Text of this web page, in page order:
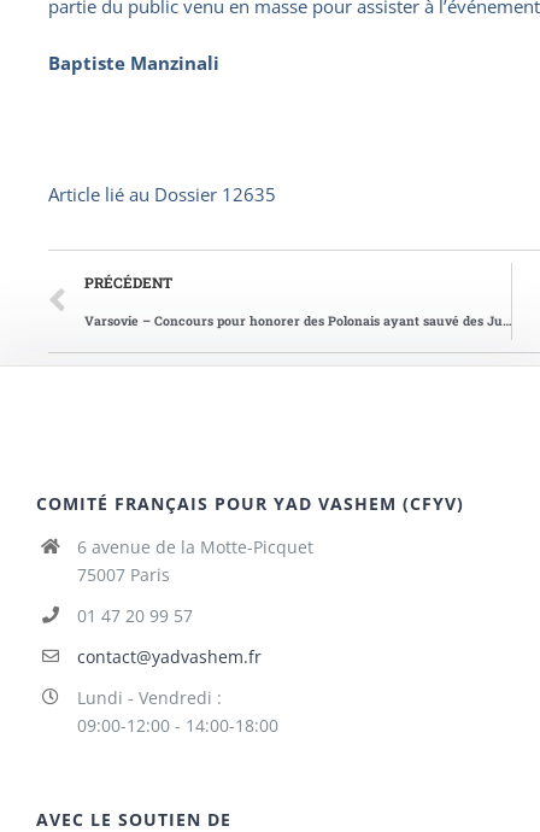
partie du public venu en masse pour assister à
Baptiste Manzinali
Article lié au Dossier 12635
PRÉCÉDENT
Varsovie – Concours pour honorer des Polonais ayant sauvé des Juifs pendant la Shoah
COMITÉ FRANÇAIS POUR YAD VASHEM (CFYV)
6 avenue de la Motte-Picquet
75007 Paris
01 47 20 99 57
contact@yadvashem.fr
Lundi - Vendredi :
09:00-12:00 - 14:00-18:00
AVEC LE SOUTIEN DE